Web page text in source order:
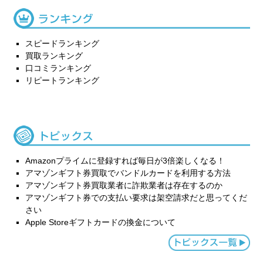
スピードランキング
買取ランキング
口コミランキング
リピートランキング
Amazonプライムに登録すれば毎日が3倍楽しくなる！
アマゾンギフト券買取でバンドルカードを利用する方法
アマゾンギフト券買取業者に詐欺業者は存在するのか
アマゾンギフト券での支払い要求は架空請求だと思ってくだ
さい
Apple Storeギフトカードの換金について